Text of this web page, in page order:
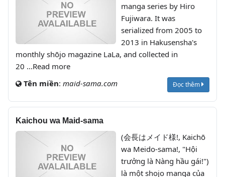
manga series by Hiro
Fujiwara. It was
serialized from 2005 to
2013 in Hakusensha's
monthly shōjo magazine LaLa, and collected in
20 ...Read more
Tên miền: maid-sama.com Đọc thêm
Kaichou wa Maid-sama
(会長はメイド様!, Kaichō
wa Meido-sama!, "Hội
trưởng là Nàng hầu gái!")
là một shojo manga của